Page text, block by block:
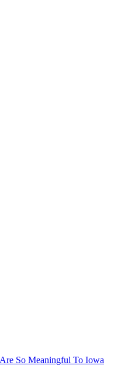
So Meaningful To Iowa